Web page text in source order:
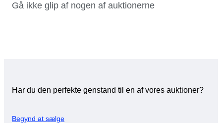
Gå ikke glip af nogen af auktionerne
Har du den perfekte genstand til en af vores auktioner?
Begynd at sælge